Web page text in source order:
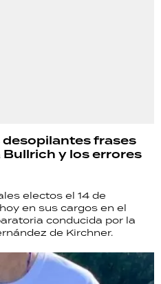
desopilantes frases
Bullrich y los errores
electos el 14 de
en sus cargos en el
conducida por la
de Kirchner.